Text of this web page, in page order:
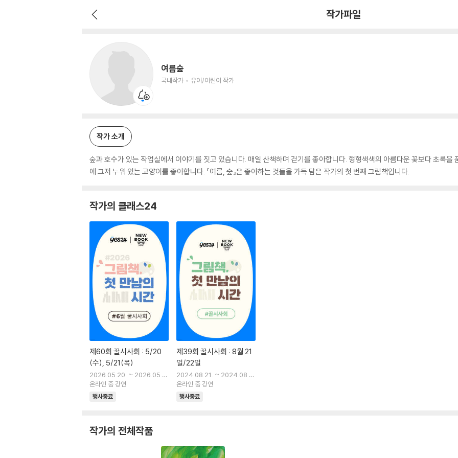
작가파일
여름숲
국내작가 유아/어린이 작가
작가 소개
숲과 호수가 있는 작업실에서 이야기를 짓고 있습니다. 매일 산책하며 걷기를 좋아합니다. 형형색색의 아름다운 꽃보다 초록을
에 그저 누워 있는 고양이를 좋아합니다. 『여름, 숲』은 좋아하는 것들을 가득 담은 작가의 첫 번째 그림책입니다.
작가의 클래스24
제60회 꿀시사회 : 5/20
(수), 5/21(목)
2026.05.20. ~ 2026.05.2
0.
온라인 줌 강연
행사종료
제39회 꿀시사회 : 8월 21
일/22일
2024.08.21. ~ 2024.08.2
1.
온라인 줌 강연
행사종료
작가의 전체작품